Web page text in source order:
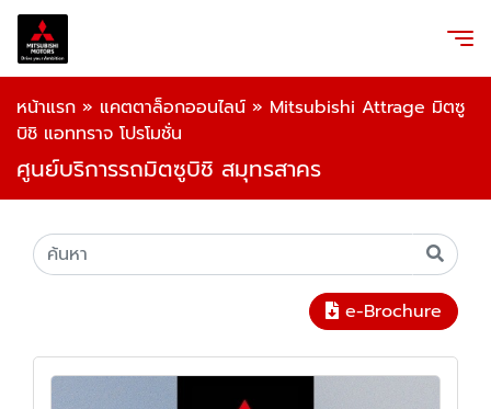
หน้าแรก » แคตตาล็อกออนไลน์ » Mitsubishi Attrage มิตซู
บิชิ แอททราจ โปรโมชั่น
ศูนย์บริการรถมิตซูบิชิ สมุทรสาคร
e-Brochure